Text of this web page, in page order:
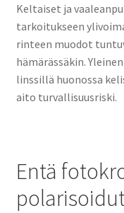
Keltaiset ja
tarkoitukseen
rinteen muodot
hämärässäkin.
linssillä huonossa
aito turvallisuusriski.
Entä